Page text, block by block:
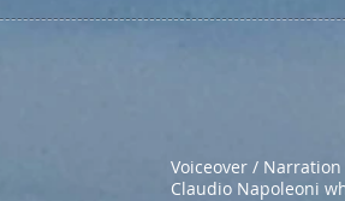
Voiceover /
Claudio Napoleoni